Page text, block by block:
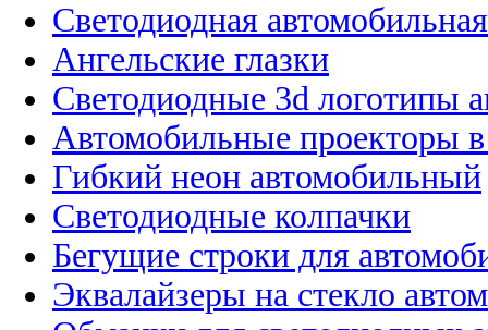
Светодиодная
Ангельские глазки
Светодиодные 3d логотипы
Автомобильные проекторы
Гибкий неон автомобильный
Светодиодные колпачки
Бегущие строки для
Эквалайзеры на стекло